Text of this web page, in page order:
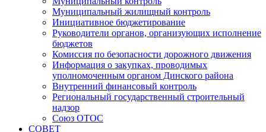
Муниципальный жилищный контроль
Инициативное бюджетирование
Руководители органов, организующих исполнение
бюджетов
Комиссия по безопасности дорожного движения
Информация о закупках, проводимых
уполномоченным органом Динского района
Внутренний финансовый контроль
Региональный государственный строительный
надзор
Союз ОТОС
СОВЕТ